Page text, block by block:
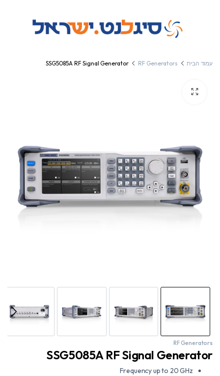
עמוד הבית RF Generators
SSG5085A RF Signal Generator
RF Generators
SSG5085A RF Signal Generator
Frequency up to 20 GHz